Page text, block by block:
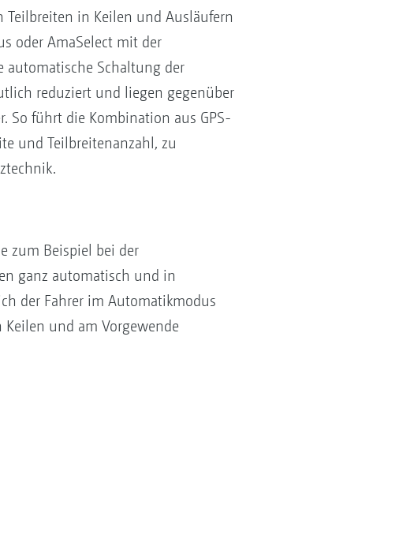
in Keilen und Ausläufern
oder AmaSelect mit der
automatische Schaltung der
reduziert und liegen gegenüber
So führt die Kombination aus GPS-
und Teilbreitenanzahl, zu
zum Beispiel bei der
ganz automatisch und in
der Fahrer im Automatikmodus
und am Vorgewende